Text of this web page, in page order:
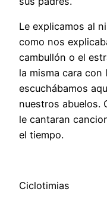
Le explicamos al
como nos
cambullón o el
la misma cara con
escuchábamos
nuestros abuelos.
le cantaran
el tiempo.
Ciclotimias